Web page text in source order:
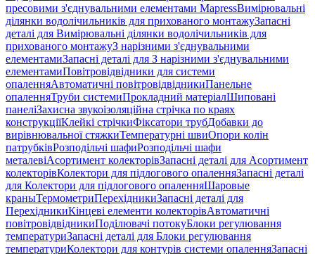
пресовими з'єднувальними елементами MapressВимірювальні
ділянки водолічильників для прихованого монтажуЗапасні
деталі для Вимірювальні ділянки водолічильників для
прихованого монтажуЗ нарізними з'єднувальними
елементамиЗапасні деталі для З нарізними з'єднувальними
елементамиПовітровідвідники для системи
опаленняАвтоматичні повітровідвідникиПанельне
опаленняТруби системиПрокладний матеріалШиповані
панеліЗахисна звукоізоляційна стрічка по краях
конструкціїКлейкі стрічкиФіксатори трубДобавки до
вирівнювальної стяжкиТемпературні швиОпори колін
патрубківРозподільчі шафиРозподільчі шафи
металевіАсортимент колекторівЗапасні деталі для Асортимент
колекторівКолектори для підлогового опаленняЗапасні деталі
для Колектори для підлогового опаленняШаровые
краныТермометриПерехідникиЗапасні деталі для
ПерехідникиКінцеві елементи колекторівАвтоматичні
повітровідвідникиПоділювачі потокуБлоки регулювання
температуриЗапасні деталі для Блоки регулювання
температуриКолектори для контурів системи опаленняЗапасні